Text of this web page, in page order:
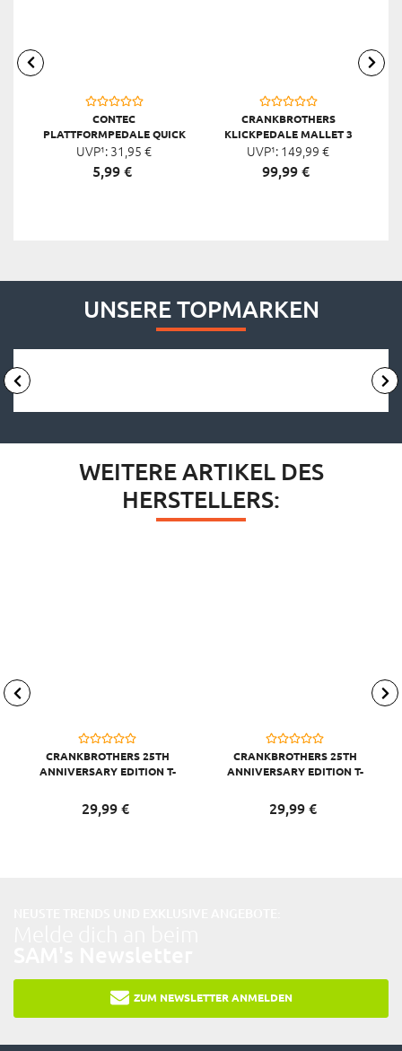
CONTEC
PLATTFORMPEDALE QUICK
NEO DELUXE
UVP¹: 31,95 €
5,99 €
CRANKBROTHERS
KLICKPEDALE MALLET 3
UVP¹: 149,99 €
99,99€
UNSERE TOPMARKEN
WEITERE ARTIKEL DES
HERSTELLERS:
CRANKBROTHERS 25TH
ANNIVERSARY EDITION T-
GRAY, M
29,99 €
CRANKBROTHERS 25TH
ANNIVERSARY EDITION T-
GRAY, S
29,99 €
ZUM NEWSLETTER ANMELDEN